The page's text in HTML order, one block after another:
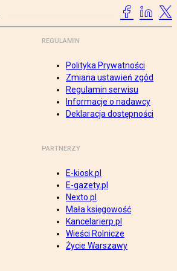
REGULAMIN
Polityka Prywatności
Zmiana ustawień zgód
Regulamin serwisu
Informacje o nadawcy
Deklaracja dostępności
PARTNERZY
E-kiosk.pl
E-gazety.pl
Nexto.pl
Mała księgowość
Kancelarierp.pl
Wieści Rolnicze
Życie Warszawy